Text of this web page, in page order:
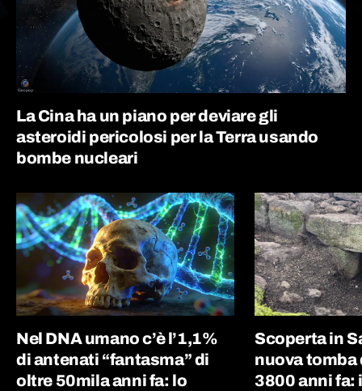
La Cina ha un piano per deviare gli
asteroidi pericolosi per la Terra usando
bombe nucleari
Nel DNA umano c’è l’1,1%
di antenati “fantasma” di
oltre 50mila anni fa: lo
Scoperta in
nuova tomba
3800 anni fa: